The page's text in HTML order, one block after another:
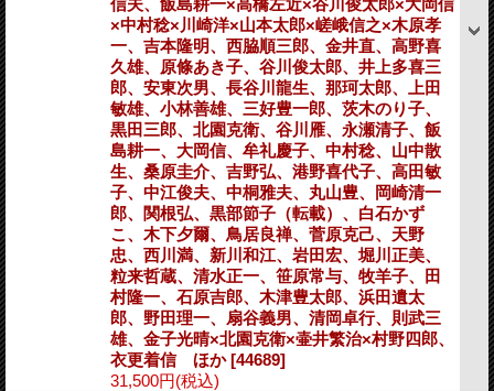
×中村稔×川崎洋×山本太郎×嵯峨信之×木原孝
一、吉本隆明、西脇順三郎、金井直、高野喜
久雄、原條あき子、谷川俊太郎、井上多喜三
郎、安東次男、長谷川龍生、那珂太郎、上田
敏雄、小林善雄、三好豊一郎、茨木のり子、
黒田三郎、北園克衛、谷川雁、永瀬清子、飯
島耕一、大岡信、牟礼慶子、中村稔、山中散
生、桑原圭介、吉野弘、港野喜代子、高田敏
子、中江俊夫、中桐雅夫、丸山豊、岡崎清一
郎、関根弘、黒部節子（転載）、白石かず
こ、木下夕爾、鳥居良禅、菅原克己、天野
忠、西川満、新川和江、岩田宏、堀川正美、
粒来哲蔵、清水正一、笹原常与、牧羊子、田
村隆一、石原吉郎、木津豊太郎、浜田遺太
郎、野田理一、扇谷義男、清岡卓行、則武三
雄、金子光晴×北園克衛×壷井繁治×村野四郎、
衣更着信 ほか[44689]
31,500円(税込)